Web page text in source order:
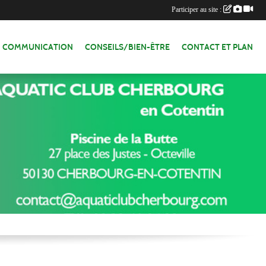
COMMUNICATION CONSEILS/BIEN-ÊTRE CONTACT ET PLAN
Participer au site :